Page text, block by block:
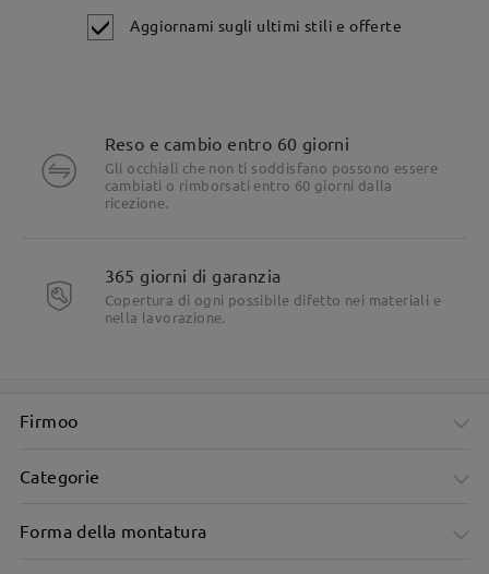
Aggiornami sugli ultimi stili e offerte
Reso e cambio entro 60 giorni
Gli occhiali che non ti soddisfano possono essere
cambiati o rimborsati entro 60 giorni dalla
ricezione.
365 giorni di garanzia
Copertura di ogni possibile difetto nei materiali e
nella lavorazione.
Firmoo
Categorie
Forma della montatura